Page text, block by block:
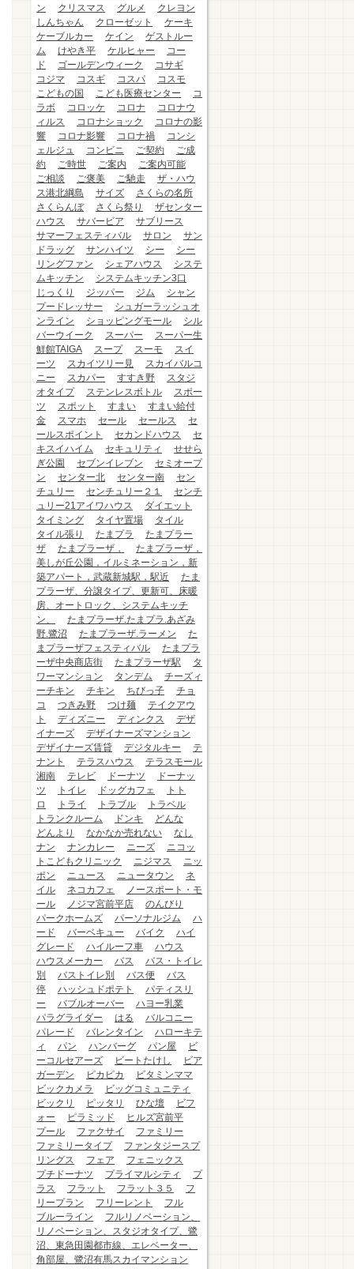
ン
クリスマス グルメ
クレヨン
しんちゃん
クローゼット
ケーキ
ケーブルカー
ケイン
ゲストルー
ム
けやき平 ケルヒャー
コー
ド
ゴールデンウィーク
コサギ
コジマ
コスギ コスパ
コスモ
こどもの国
こども医療センター
コ
ラボ
コロッケ コロナ
コロナウ
ィルス
コロナショック
コロナの影
響
コロナ影響 コロナ禍
コンシ
ェルジュ
コンビニ ご契約
ご成
約
ご時世 ご案内
ご案内可能
ご相談
ご褒美 ご馳走
ザ・ハウ
ス港北綱島
サイズ
さくらの名所
さくらんぼ
さくら祭り
ザセンター
ハウス
サバービア
サブリース
サマーフェスティバル
サロン
サン
ドラッグ
サンハイツ シー
シー
リングファン
シェアハウス
システ
ムキッチン
システムキッチン3口
じっくり
ジッパー ジム
シャン
プードレッサー
シュガーラッシュオ
ンライン
ショッピングモール
シル
バーウイーク
スーパー
スーパー生
鮮館TAIGA
スープ スーモ
スイ
ーツ
スカイツリー見
スカイバルコ
ニー
スカパー すすき野
スタジ
オタイプ
ステンレスボトル
スポー
ツ
スポット すまい
すまい給付
金
スマホ セール セールス
セ
ールスポイント
セカンドハウス
セ
キスイハイム
セキュリティ
せせら
ぎ公園
セブンイレブン
セミオープ
ン
センター北 センター南
セン
チュリー
センチュリー２１
センチ
ュリー21アイワハウス
ダイエット
タイミング
タイヤ置場
タイル
タイル張り
たまプラ
たまプラー
ザ
たまプラーザ，
たまプラーザ，
美しが丘公園，イルミネーション，新
築アパート，武蔵新城駅，駅近
たま
プラーザ、分譲タイプ、更新可、床暖
房、オートロック、システムキッチ
ン、
たまプラーザ.たまプラ.あざみ
野.鷺沼
たまプラーザ.ラーメン
た
まプラーザフェスティバル
たまプラ
ーザ中央商店街
たまプラーザ駅
タ
ワーマンション
タンデム
チーズィ
ーチキン
チキン ちびっ子
チョ
コ
つきみ野 つけ麺
テイクアウ
ト
ディズニー ディンクス
デザ
イナーズ
デザイナーズマンション
デザイナーズ賃貸
デジタルキー
テ
ナント
テラスハウス
テラスモール
湘南
テレビ ドーナツ
ドーナッ
ツ
トイレ ドッグカフェ
トト
ロ
トライ トラブル
トラベル
トランクルーム
ドンキ
どんな
どんより
なかなか売れない
なし
ナン
ナンカレー ニーズ
ニコッ
トこどもクリニック
ニジマス
ニッ
ポン
ニュース ニュータウン
ネ
イル
ネコカフェ
ノースポート・モ
ール
ノジマ宮前平店
のんびり
パークホームズ
パーソナルジム
ハ
ード
バーベキュー バイク
ハイ
グレード
ハイルーフ車
ハウス
ハウスメーカー
バス
バス・トイレ
別
バストイレ別 バス便
バス
停
ハッシュドポテト
パティスリ
ー
バブルオーバー
ハヨー乳業
パラグライダー
はる
バルコニー
パレード
バレンタイン
ハローキテ
ィ
パン ハンバーグ パン屋
ビ
ーコルセアーズ
ビートたけし
ビア
ガーデン
ピカピカ
ビタミンママ
ビックカメラ
ビッグコミュニティ
ビックリ
ピッタリ ひな壇
ビフ
ォー
ピラミッド
ヒルズ宮前平
プール
ファクサイ
ファミリー
ファミリータイプ
ファンタジースプ
リングス
フェア
フェニックス
プチドーナツ
プライマルシティ
プ
ラス
フラット フラット３５
フ
リープラン
フリーレント
フル
ブルーライン
フルリノベーション、
リノベーション、スタジオタイプ、鷺
沼、東急田園都市線、エレベーター、
角部屋、鷺沼有馬スカイマンション